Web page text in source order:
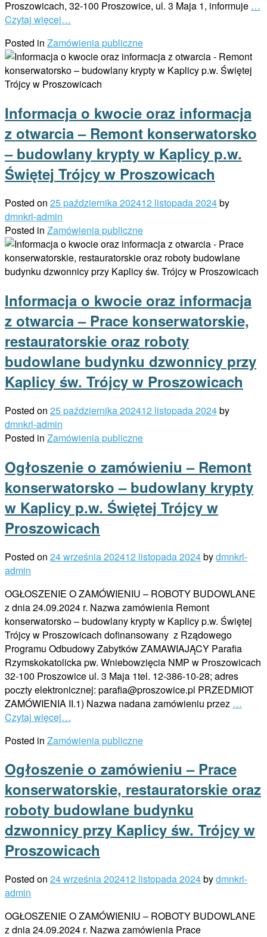
Proszowicach, 32-100 Proszowice, ul. 3 Maja 1, informuje …
Czytaj więcej…
Posted in Zamówienia publiczne
Informacja o kwocie oraz informacja
z otwarcia – Remont konserwatorsko
– budowlany krypty w Kaplicy p.w.
Świętej Trójcy w Proszowicach
Posted on 25 października 202412 listopada 2024by
dmnkrl-admin
Posted in Zamówienia publiczne
Informacja o kwocie oraz informacja
z otwarcia – Prace konserwatorskie,
restauratorskie oraz roboty
budowlane budynku dzwonnicy przy
Kaplicy św. Trójcy w Proszowicach
Posted on 25 października 202412 listopada 2024by
dmnkrl-admin
Posted in Zamówienia publiczne
Ogłoszenie o zamówieniu – Remont
konserwatorsko – budowlany krypty
w Kaplicy p.w. Świętej Trójcy w
Proszowicach
Posted on 24 września 202412 listopada 2024bydmnkrl-
admin
OGŁOSZENIE O ZAMÓWIENIU – ROBOTY BUDOWLANE
z dnia 24.09.2024 r. Nazwa zamówienia Remont
konserwatorsko – budowlany krypty w Kaplicy p.w. Świętej
Trójcy w Proszowicach dofinansowany z Rządowego
Programu Odbudowy Zabytków ZAMAWIAJĄCY Parafia
Rzymskokatolicka pw. Wniebowzięcia NMP w Proszowicach
32-100 Proszowice ul. 3 Maja 1tel. 12-386-10-28; adres
poczty elektronicznej: parafia@proszowice.pl PRZEDMIOT
ZAMÓWIENIA II.1) Nazwa nadana zamówieniu przez …
Czytaj więcej…
Posted in Zamówienia publiczne
Ogłoszenie o zamówieniu – Prace
konserwatorskie, restauratorskie oraz
roboty budowlane budynku
dzwonnicy przy Kaplicy św. Trójcy w
Proszowicach
Posted on 24 września 202412 listopada 2024bydmnkrl-
admin
OGŁOSZENIE O ZAMÓWIENIU – ROBOTY BUDOWLANE
z dnia 24.09.2024 r. Nazwa zamówienia Prace